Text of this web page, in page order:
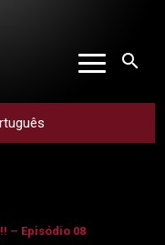
search
– Episódio 08